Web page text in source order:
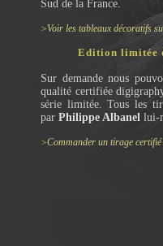
Sud de la France.
>Voir les tableaux décoratifs
Edition limitée
Sur demande nous
qualité certifiée
série limitée. Tous les
par Philippe Albanel lui-
>Commander un tirage